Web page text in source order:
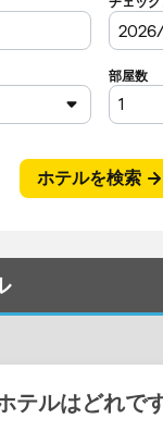
テルはどれで